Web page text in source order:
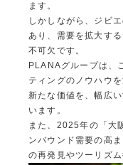
ます。
しかしながら、ジビ
あり、需要を拡大す
不可欠です。
PLANAグループは、
ティングのノウハウ
新たな価値を、幅広
います。
また、2025年の「大
ンバウンド需要の高
の再発見やツーリズ